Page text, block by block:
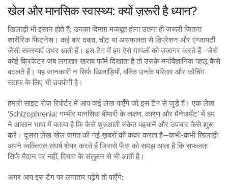
खेल और मानसिक स्वास्थ्य: क्यों ज़रूरी है ध्यान?
खिलाड़ी भी इंसान होते हैं; उनका दिमाग़ मजबूत होना उतना ही जरूरी जितना
शारीरिक फिटनेस। कई बार दबाव, चोट या असफलता से डिप्रेशन और एंग्जायटी
जैसी समस्याएँ उभर आती हैं। इस टैग में हम ऐसे मामलों को उजागर करते हैं—जैसे
कोई क्रिकेटर जब लगातार खराब फॉर्म दिखाता है तो उसके मनोवैज्ञानिक पहलू कैसे
बदलते हैं। यह जानकारी न सिर्फ खिलाड़ियों, बल्कि उनके परिवार और कोचिंग
स्टाफ के लिए भी उपयोगी है।
हमारी साइट रोज़ रिपोर्टर में आप कई लेख पाएँगे जो इस टैग से जुड़े हैं। एक लेख
‘Schizophrenia: गम्भीर मानसिक बीमारी के लक्षण, कारण और मैनेजमेंट’ में हम
ने आसान भाषा में बताया है कि कैसे शुरुआती संकेत पहचानें और उपचार कैसे शुरू
करें। दूसरा लेख खेल जगत की नई ख़बरों को कवर करता है—कभी‑कभी खिलाड़ी
अपने व्यक्तिगत संघर्ष शेयर करते हैं जिससे फैंस को समझ आता है कि सफलता
सिर्फ मैदान पर नहीं, दिमाग़ के संतुलन से भी आती है।
अगर आप इस टैग पर लगातार पढ़ेंगे तो पाएँगे: